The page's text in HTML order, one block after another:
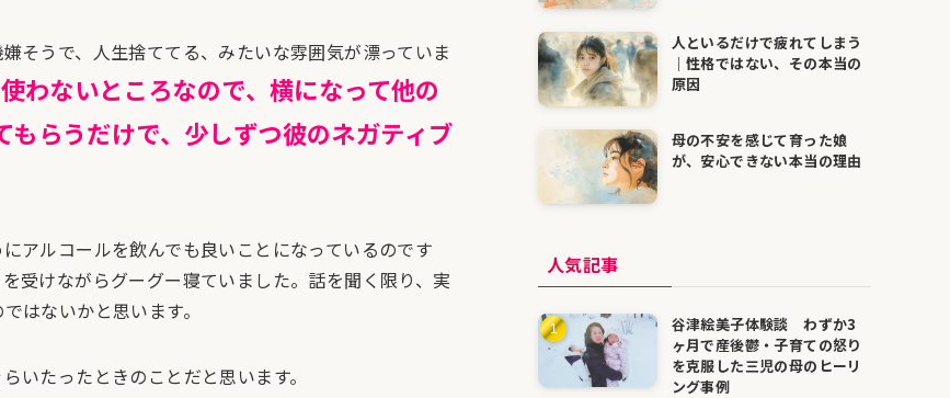
そうで、人生捨ててる、みたいな雰囲気が漂っていま
わないところなので、横になって他の
らうだけで、少しずつ彼のネガティブ
アルコールを飲んでも良いことになっているのです
受けながらグーグー寝ていました。話を聞く限り、実
はないかと思います。
いたったときのことだと思います。
人といるだけで疲れてしまう
｜性格ではない、その本当の
原因
母の不安を感じて育った娘
が、安心できない本当の理由
人気記事
谷津絵美子体験談 わずか3
ヶ月で産後鬱・子育ての怒り
を克服した三児の母のヒーリ
ング事例